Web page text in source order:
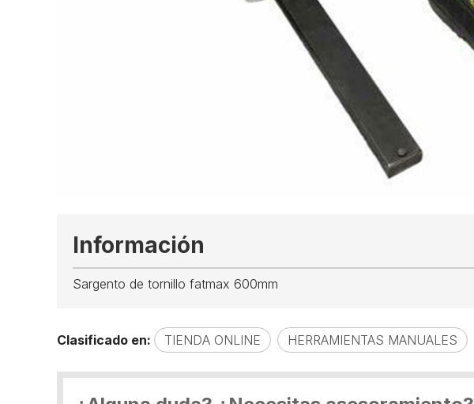
Información
Sargento de tornillo fatmax 600mm
Clasificado en: TIENDA ONLINE HERRAMIENTAS MANUALES